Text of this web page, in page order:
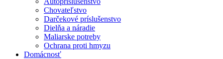
Chovateľstvo
Darčekové príslušenstvo
Dielňa a náradie
Maliarske potreby
Ochrana proti hmyzu
Domácnosť